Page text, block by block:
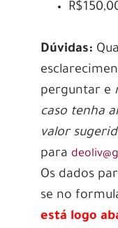
Dúvidas:
perguntar e
caso tenha
valor
para
Os dados
se no
está logo